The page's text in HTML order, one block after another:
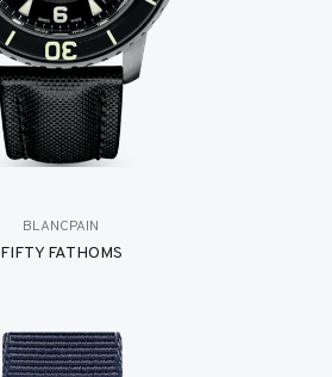
BLANCPAIN
FIFTY FATHOMS